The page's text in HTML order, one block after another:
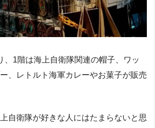
、1階は海上自衛隊関連の帽子、ワッ
、レトルト海軍カレーやお菓子が販売
自衛隊が好きな人にはたまらないと思